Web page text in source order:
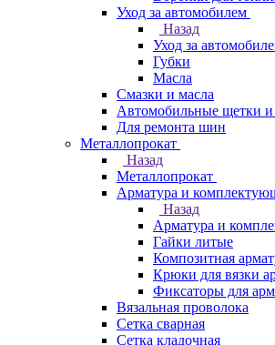
Уход за автомобилем
Назад
Уход за
Губки
Масла
Смазки и масла
Автомобильные щетки и
Для ремонта шин
Металлопрокат
Назад
Металлопрокат
Арматура и
Назад
Арматура и
Гайки литые
Композитная
Крюки для вязки
Фиксаторы для
Вязальная проволока
Сетка сварная
Сетка кладочная